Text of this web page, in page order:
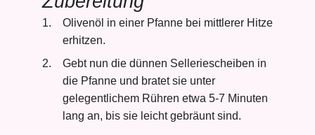
Olivenöl in einer Pfanne bei mittlerer Hitze
erhitzen.
Gebt nun die dünnen Selleriescheiben in
die Pfanne und bratet sie unter
gelegentlichem Rühren etwa 5-7 Minuten
lang an, bis sie leicht gebräunt sind.